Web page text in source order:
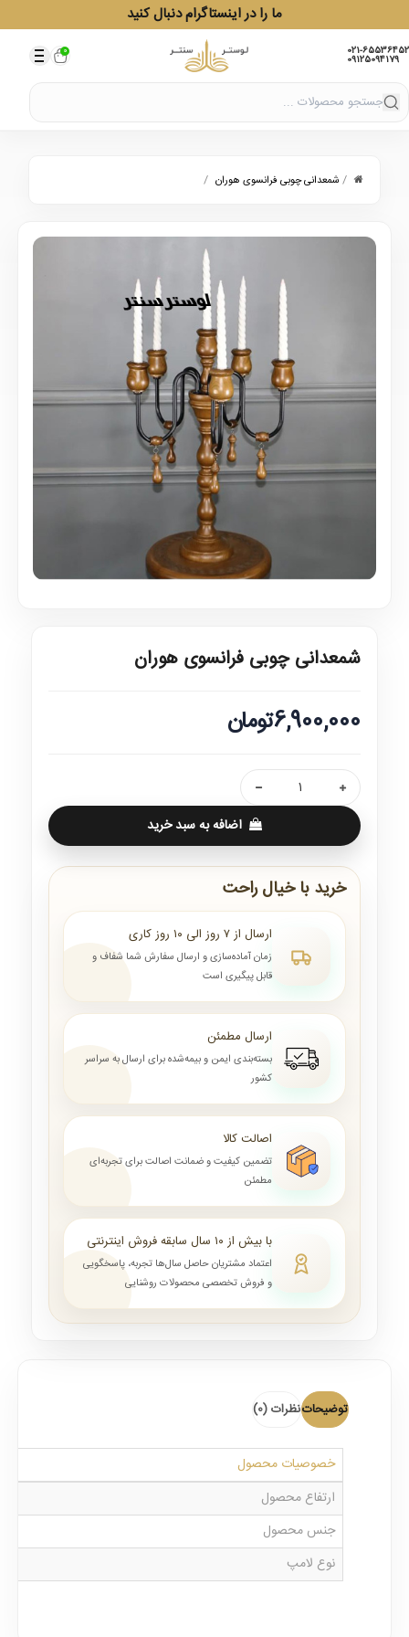
ما را در اینستاگرام دنبال کنید
021-65536452
09125094179
0
/ شمعدانی چوبی فرانسوی هوران /
شمعدانی چوبی فرانسوی هوران
6,900,000تومان
اضافه به سبد خرید
خرید با خیال راحت
ارسال از ۷ روز الی ۱۰ روز کاری
زمان آماده‌سازی و ارسال سفارش شما شفاف و
قابل پیگیری است
ارسال مطمئن
بسته‌بندی ایمن و بیمه‌شده برای ارسال به سراسر
کشور
اصالت کالا
تضمین کیفیت و ضمانت اصالت برای تجربه‌ای
مطمئن
با بیش از ۱۰ سال سابقه فروش اینترنتی
اعتماد مشتریان حاصل سال‌ها تجربه، پاسخگویی
و فروش تخصصی محصولات روشنایی
توضیحاتنظرات (0)
خصوصیات محصول
ارتفاع محصول
جنس محصول
نوع لامپ